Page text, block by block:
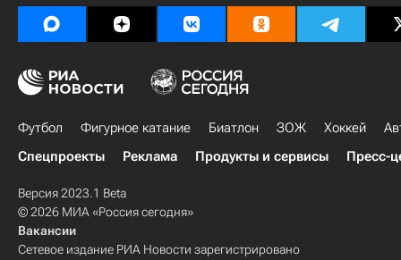
Футбол Фигурное катание Биатлон ЗОЖ Хоккей
Спецпроекты
Реклама Продукты и сервисы Пресс-
Версия 2023.1 Beta
© 2026 МИА «Россия сегодня»
Вакансии
Сетевое издание РИА Новости зарегистрировано